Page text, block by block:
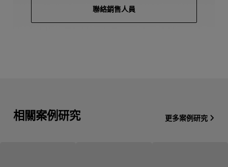
聯絡銷售人員
相關案例研究 更多案例研究